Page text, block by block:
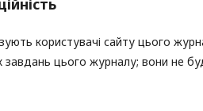
користувачі сайту цього
завдань цього журналу; вони не